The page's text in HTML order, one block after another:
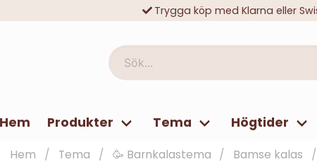
Trygga köp med Klarna eller
Sök...
Hem Produkter Tema Högtider
Hem Tema 🥳 Barnkalastema Bamse kalas